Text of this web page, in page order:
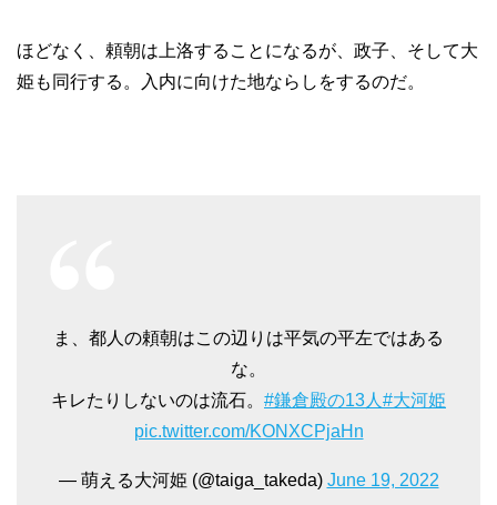
ほどなく、頼朝は上洛することになるが、政子、そして大
姫も同行する。入内に向けた地ならしをするのだ。
ま、都人の頼朝はこの辺りは平気の平左ではある
な。
キレたりしないのは流石。 #鎌倉殿の13人 #大河姫
pic.twitter.com/KONXCPjaHn
— 萌える大河姫 (@taiga_takeda) June 19, 2022